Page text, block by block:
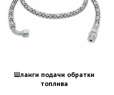
Шланги подачи обратки
топлива